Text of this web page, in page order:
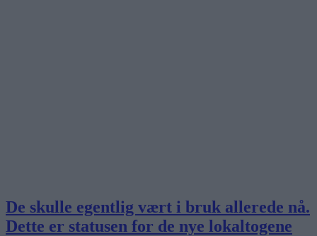
De skulle egentlig vært i bruk allerede nå.
Dette er statusen for de nye lokaltogene